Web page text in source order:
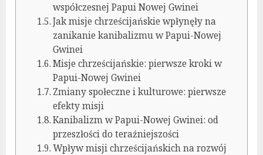
współczesnej Papui Nowej Gwinei
Jak misje chrześcijańskie wpłynęły na
zanikanie kanibalizmu w Papui-Nowej
Gwinei
Misje chrześcijańskie: pierwsze kroki w
Papui-Nowej Gwinei
Zmiany społeczne i kulturowe: pierwsze
efekty misji
Kanibalizm w Papui-Nowej Gwinei: od
przeszłości do teraźniejszości
Wpływ misji chrześcijańskich na rozwój